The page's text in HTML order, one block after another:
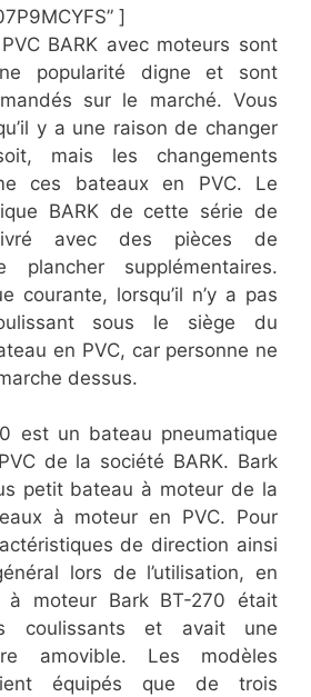
]
BARK avec moteurs sont
popularité digne et sont
sur le marché. Vous
y a une raison de changer
mais les changements
ces bateaux en PVC. Le
BARK de cette série de
avec des pièces de
plancher supplémentaires.
courante, lorsqu’il n’y a pas
sous le siège du
en PVC, car personne ne
dessus.
est un bateau pneumatique
de la société BARK. Bark
petit bateau à moteur de la
à moteur en PVC. Pour
de direction ainsi
lors de l’utilisation, en
à moteur Bark BT-270 était
coulissants et avait une
amovible. Les modèles
équipés que de trois